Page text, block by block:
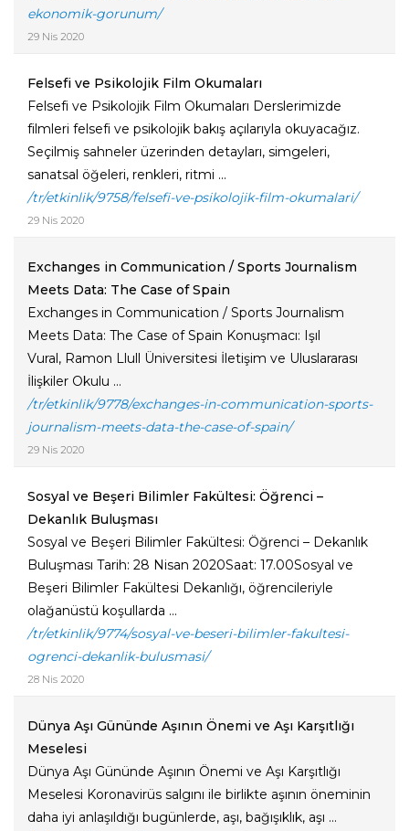
ekonomik-gorunum/
29 Nis 2020
Felsefi ve Psikolojik Film Okumaları
Felsefi ve Psikolojik Film Okumaları Derslerimizde
filmleri felsefi ve psikolojik bakış açılarıyla okuyacağız.
Seçilmiş sahneler üzerinden detayları, simgeleri,
sanatsal öğeleri, renkleri, ritmi ...
/tr/etkinlik/9758/felsefi-ve-psikolojik-film-okumalari/
29 Nis 2020
Exchanges in Communication / Sports Journalism
Meets Data: The Case of Spain
Exchanges in Communication / Sports Journalism
Meets Data: The Case of Spain Konuşmacı: Işıl
Vural, Ramon Llull Üniversitesi İletişim ve Uluslararası
İlişkiler Okulu ...
/tr/etkinlik/9778/exchanges-in-communication-sports-
journalism-meets-data-the-case-of-spain/
29 Nis 2020
Sosyal ve Beşeri Bilimler Fakültesi: Öğrenci –
Dekanlık Buluşması
Sosyal ve Beşeri Bilimler Fakültesi: Öğrenci – Dekanlık
Buluşması Tarih: 28 Nisan 2020Saat: 17.00Sosyal ve
Beşeri Bilimler Fakültesi Dekanlığı, öğrencileriyle
olağanüstü koşullarda ...
/tr/etkinlik/9774/sosyal-ve-beseri-bilimler-fakultesi-
ogrenci-dekanlik-bulusmasi/
28 Nis 2020
Dünya Aşı Gününde Aşının Önemi ve Aşı Karşıtlığı
Meselesi
Dünya Aşı Gününde Aşının Önemi ve Aşı Karşıtlığı
Meselesi Koronavirüs salgını ile birlikte aşının öneminin
daha iyi anlaşıldığı bugünlerde, aşı, bağışıklık, aşı ...